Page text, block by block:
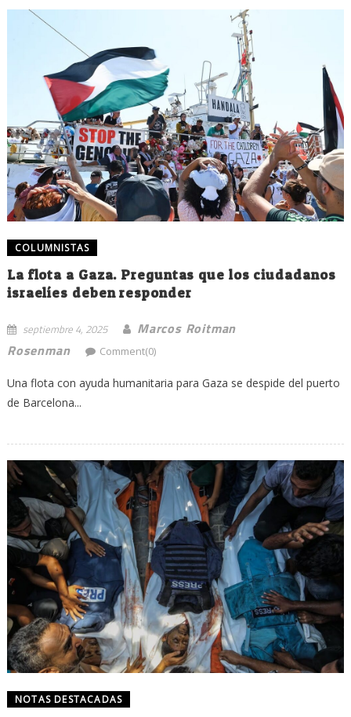
COLUMNISTAS
La flota a Gaza. Preguntas que los ciudadanos
israelíes deben responder
septiembre 4, 2025
Marcos Roitman
Rosenman
Comment(0)
Una flota con ayuda humanitaria para Gaza se despide del puerto
de Barcelona...
NOTAS DESTACADAS